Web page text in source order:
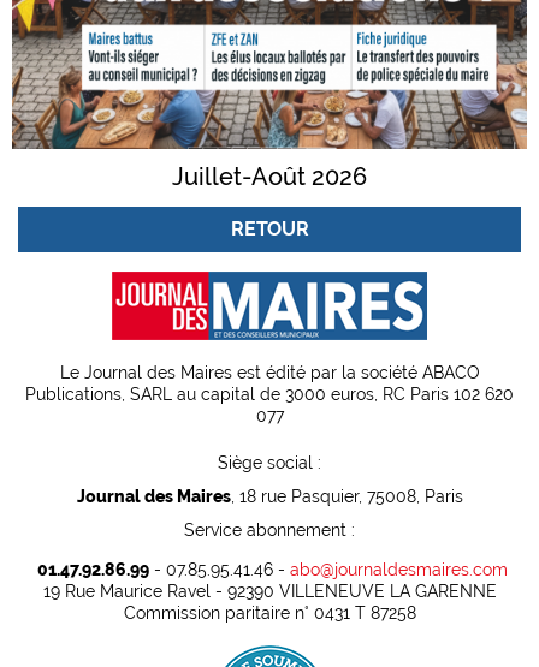
Juillet-Août 2026
RETOUR
Le Journal des Maires est édité par la société ABACO
Publications, SARL au capital de 3000 euros, RC Paris 102 620
077
Siège social :
Journal des Maires, 18 rue Pasquier, 75008, Paris
Service abonnement :
01.47.92.86.99- 07.85.95.41.46 - abo@journaldesmaires.com
19 Rue Maurice Ravel - 92390 VILLENEUVE LA GARENNE
Commission paritaire n° 0431 T 87258